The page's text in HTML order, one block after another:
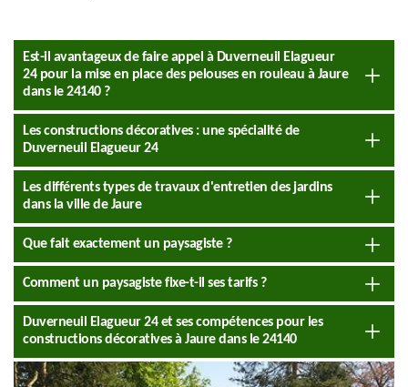
Est-il avantageux de faire appel à Duverneuil Elagueur
24 pour la mise en place des pelouses en rouleau à Jaure
dans le 24140 ?
Les constructions décoratives : une spécialité de
Duverneuil Elagueur 24
Les différents types de travaux d'entretien des jardins
dans la ville de Jaure
Que fait exactement un paysagiste ?
Comment un paysagiste fixe-t-il ses tarifs ?
Duverneuil Elagueur 24 et ses compétences pour les
constructions décoratives à Jaure dans le 24140